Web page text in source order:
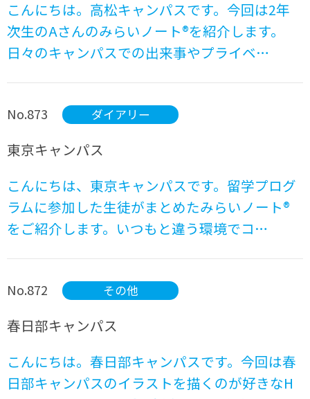
こんにちは。高松キャンパスです。今回は2年
次生のAさんのみらいノート®を紹介します。
日々のキャンパスでの出来事やプライベ…
No.873 ダイアリー
東京キャンパス
こんにちは、東京キャンパスです。留学プログ
ラムに参加した生徒がまとめたみらいノート®
をご紹介します。いつもと違う環境でコ…
No.872 その他
春日部キャンパス
こんにちは。春日部キャンパスです。今回は春
日部キャンパスのイラストを描くのが好きなH